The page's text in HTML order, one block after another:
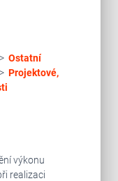
Ostatní
Projektové,
výkonu
realizaci